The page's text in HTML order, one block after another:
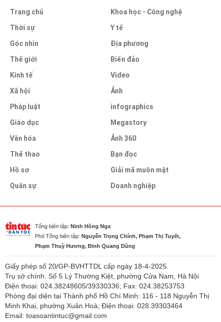
Trang chủ
Thời sự
Góc nhìn
Thế giới
Kinh tế
Xã hội
Pháp luật
Giáo dục
Văn hóa
Thể thao
Hồ sơ
Quân sự
Khoa học - Công nghệ
Y tế
Địa phương
Biển đảo
Video
Ảnh
infographics
Megastory
Ảnh 360
Bạn đọc
Giải mã muôn mặt
Doanh nghiệp
Tổng biên tập: Ninh Hồng Nga
Phó Tổng biên tập: Nguyễn Trọng Chính, Phạm Thị Tuyết,
Phạm Thuỳ Hương, Đinh Quang Dũng
Giấy phép số 20/GP-BVHTTDL cấp ngày 18-4-2025.
Trụ sở chính: Số 5 Lý Thường Kiệt, phường Cửa Nam, Hà Nội
Điện thoại: 024.38248605/39330336; Fax: 024.38253753
Phòng đại diện tại Thành phố Hồ Chí Minh: 116 - 118 Nguyễn Thị
Minh Khai, phường Xuân Hoà; Điện thoại: 028.39303464
Email: toasoantintuc@gmail.com